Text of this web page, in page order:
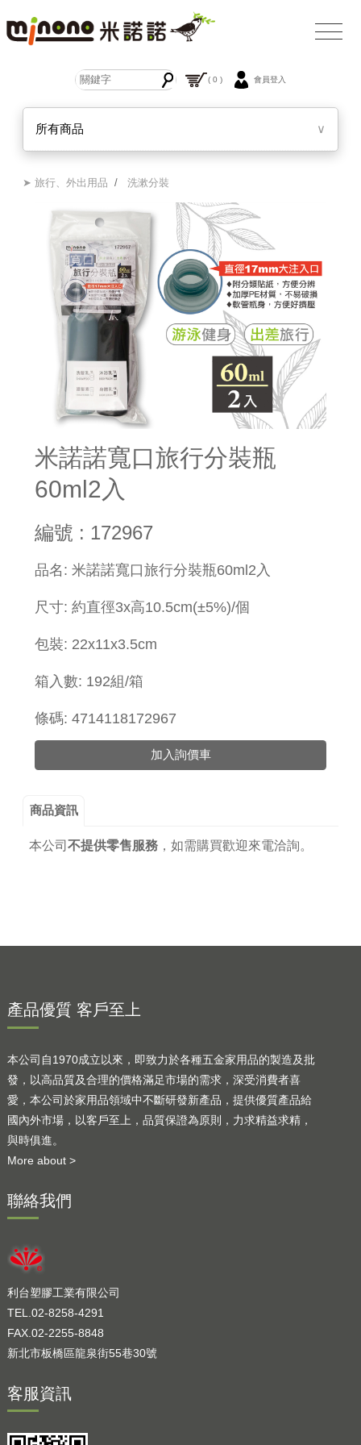
( 0 ) 會員登入
所有商品 ∨
➤ 旅行、外出用品 /洗漱分裝
米諾諾寬口旅行分裝瓶
60ml2入
編號 : 172967
品名: 米諾諾寬口旅行分裝瓶60ml2入
尺寸: 約直徑3x高10.5cm(±5%)/個
包裝: 22x11x3.5cm
箱入數: 192組/箱
條碼: 4714118172967
加入詢價車
商品資訊
本公司 不提供零售服務， 如需購買歡迎來電洽詢。
產品優質 客戶至上
本公司自1970成立以來，即致力於各種五金家用品的製造及批
發，以高品質及合理的價格滿足市場的需求，深受消費者喜
愛，本公司於家用品領域中不斷研發新產品，提供優質產品給
國內外市場，以客戶至上，品質保證為原則，力求精益求精，
與時俱進。
More about >
聯絡我們
利台塑膠工業有限公司
TEL.02-8258-4291
FAX.02-2255-8848
新北市板橋區龍泉街55巷30號
客服資訊